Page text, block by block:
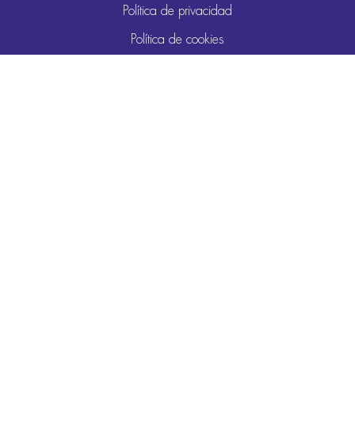
Política de privacidad
Política de cookies